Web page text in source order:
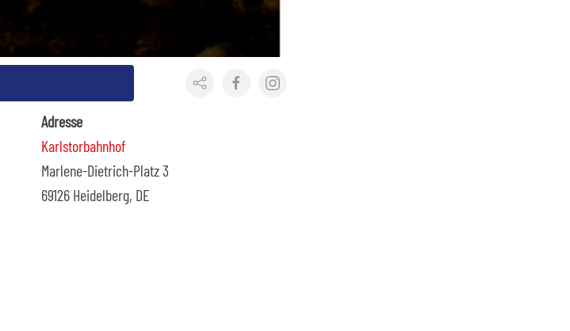
Adresse
Karlstorbahnhof
Marlene-Dietrich-Platz 3
69126 Heidelberg, DE